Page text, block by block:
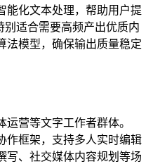
能化文本处理，帮助用户提
别适合需要高频产出优质内
法模型，确保输出质量稳定
营等文字工作者群体。
作框架，支持多人实时编辑
写、社交媒体内容规划等场